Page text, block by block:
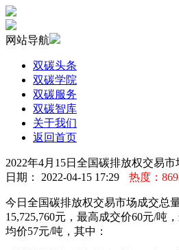
网站导航
双碳头条
双碳学院
双碳服务
双碳智库
关于我们
返回首页
2022年4月15日全国碳排放权交易
日期： 2022-04-15 17:29
热度：
今日全国碳排放权交易市场成交总
15,725,760元，最高成交价60元/吨
均价57元/吨，其中：